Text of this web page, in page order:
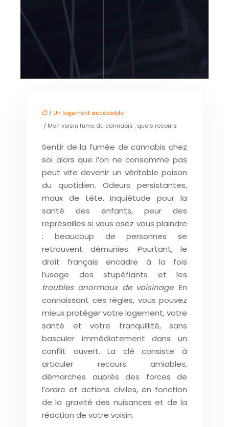
/Un logement accessible
/ Mon voisin fume du cannabis : quels recours
Sentir de la fumée de cannabis chez
soi alors que l’on ne consomme pas
peut vite devenir un véritable poison
du quotidien. Odeurs persistantes,
maux de tête, inquiétude pour la
santé des enfants, peur des
représailles si vous osez vous plaindre
: beaucoup de personnes se
retrouvent démunies. Pourtant, le
droit français encadre à la fois
l’usage des stupéfiants et les
troubles anormaux de voisinage. En
connaissant ces règles, vous pouvez
mieux protéger votre logement, votre
santé et votre tranquillité, sans
basculer immédiatement dans un
conflit ouvert. La clé consiste à
articuler recours amiables,
démarches auprès des forces de
l’ordre et actions civiles, en fonction
de la gravité des nuisances et de la
réaction de votre voisin.